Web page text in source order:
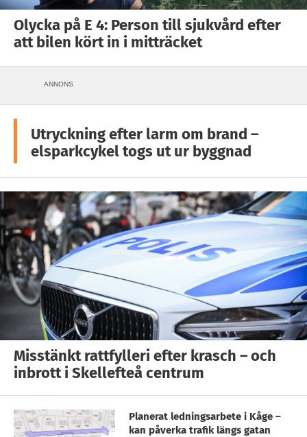
Olycka på E 4: Person till sjukvård efter
att bilen kört in i mitträcket
ANNONS
Utryckning efter larm om brand –
elsparkcykel togs ut ur byggnad
Misstänkt rattfylleri efter krasch – och
inbrott i Skellefteå centrum
Planerat ledningsarbete i Kåge –
kan påverka trafik längs gatan